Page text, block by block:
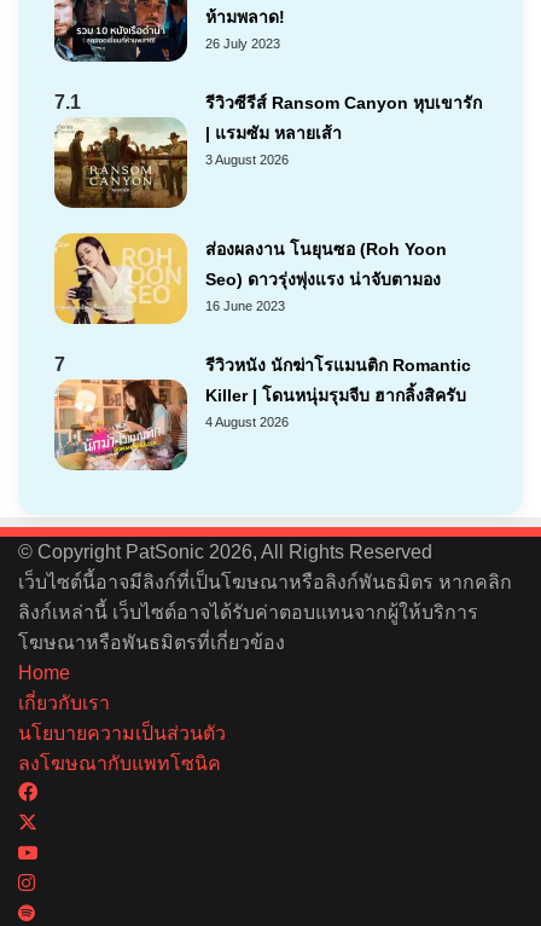
ห้ามพลาด!
26 July 2023
7.1
รีวิวซีรีส์ Ransom Canyon หุบเขารัก
| แรมซัม หลายเส้า
3 August 2026
ส่องผลงาน โนยุนซอ (Roh Yoon
Seo) ดาวรุ่งพุ่งแรง น่าจับตามอง
16 June 2023
7
รีวิวหนัง นักฆ่าโรแมนติก Romantic
Killer | โดนหนุ่มรุมจีบ ฮากลิ้งสิครับ
4 August 2026
© Copyright PatSonic 2026, All Rights Reserved
เว็บไซต์นี้อาจมีลิงก์ที่เป็นโฆษณาหรือลิงก์พันธมิตร หากคลิก
ลิงก์เหล่านี้ เว็บไซต์อาจได้รับค่าตอบแทนจากผู้ให้บริการ
โฆษณาหรือพันธมิตรที่เกี่ยวข้อง
Home
เกี่ยวกับเรา
นโยบายความเป็นส่วนตัว
ลงโฆษณากับแพทโซนิค